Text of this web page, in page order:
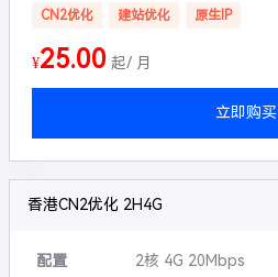
CN2优化 建站优化 原生IP
¥25.00 起/ 月
立即购买
香港CN2优化 2H4G
配置 2核 4G 20Mbps